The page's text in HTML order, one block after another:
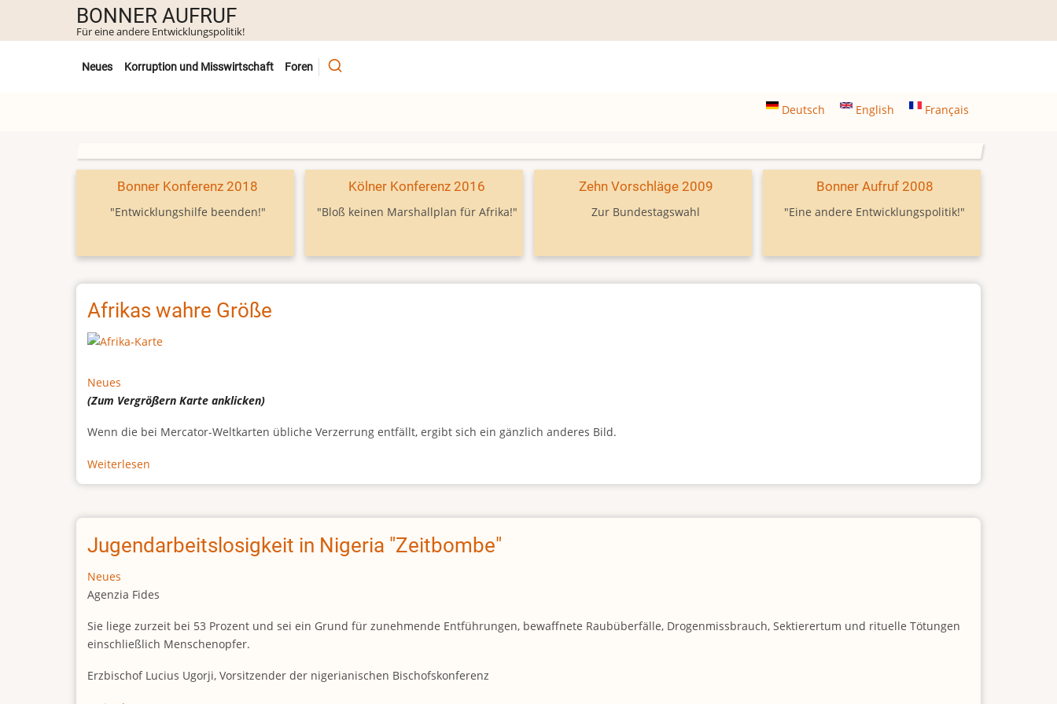
Inhalt
BONNER AUFRUF
Für eine andere Entwicklungspolitik!
Untermenü
Neues Korruption und Misswirtschaft Foren
Deutsch English Français
Bonner Konferenz 2018
"Entwicklungshilfe beenden!"
Kölner Konferenz 2016
"Bloß keinen Marshallplan für Afrika!"
Zehn Vorschläge 2009
Zur Bundestagswahl
Bonner Aufruf 2008
"Eine andere Entwicklungspolitik!"
Afrikas wahre Größe
Neues
(Zum VergrößernKarte anklicken)
Wenn die bei Mercator-Weltkarten übliche Verzerrung entfällt, ergibt sich ein gänzlich anderes Bild.
Weiterlesen
Afrikas
Größe
Jugendarbeitslosigkeit in Nigeria "Zeitbombe"
Neues
Agenzia Fides
Sie liege zurzeit bei 53 Prozent und sei ein Grund für zunehmende Entführungen, bewaffnete Raubüberfälle, Drogenmissbrauch, Sektierertum und rituelle Tötungen
einschließlich Menschenopfer.
Erzbischof Lucius Ugorji, Vorsitzender der nigerianischen Bischofskonferenz